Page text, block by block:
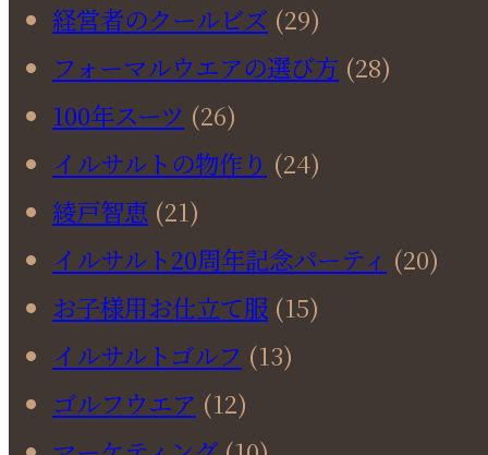
経営者のクールビズ (29)
フォーマルウエアの選び方 (28)
100年スーツ (26)
イルサルトの物作り (24)
綾戸智恵 (21)
イルサルト20周年記念パーティ (20)
お子様用お仕立て服 (15)
イルサルトゴルフ (13)
ゴルフウエア (12)